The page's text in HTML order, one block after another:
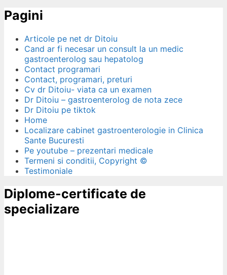
Pagini
Articole pe net dr Ditoiu
Cand ar fi necesar un consult la un medic
gastroenterolog sau hepatolog
Contact programari
Contact, programari, preturi
Cv dr Ditoiu- viata ca un examen
Dr Ditoiu – gastroenterolog de nota zece
Dr Ditoiu pe tiktok
Home
Localizare cabinet gastroenterologie in Clinica
Sante Bucuresti
Pe youtube – prezentari medicale
Termeni si conditii, Copyright ©
Testimoniale
Diplome-certificate de
specializare